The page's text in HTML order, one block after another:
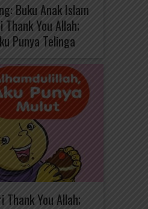
Buku Anak Islam
You Allah;
Punya Telinga
Thank You Allah;